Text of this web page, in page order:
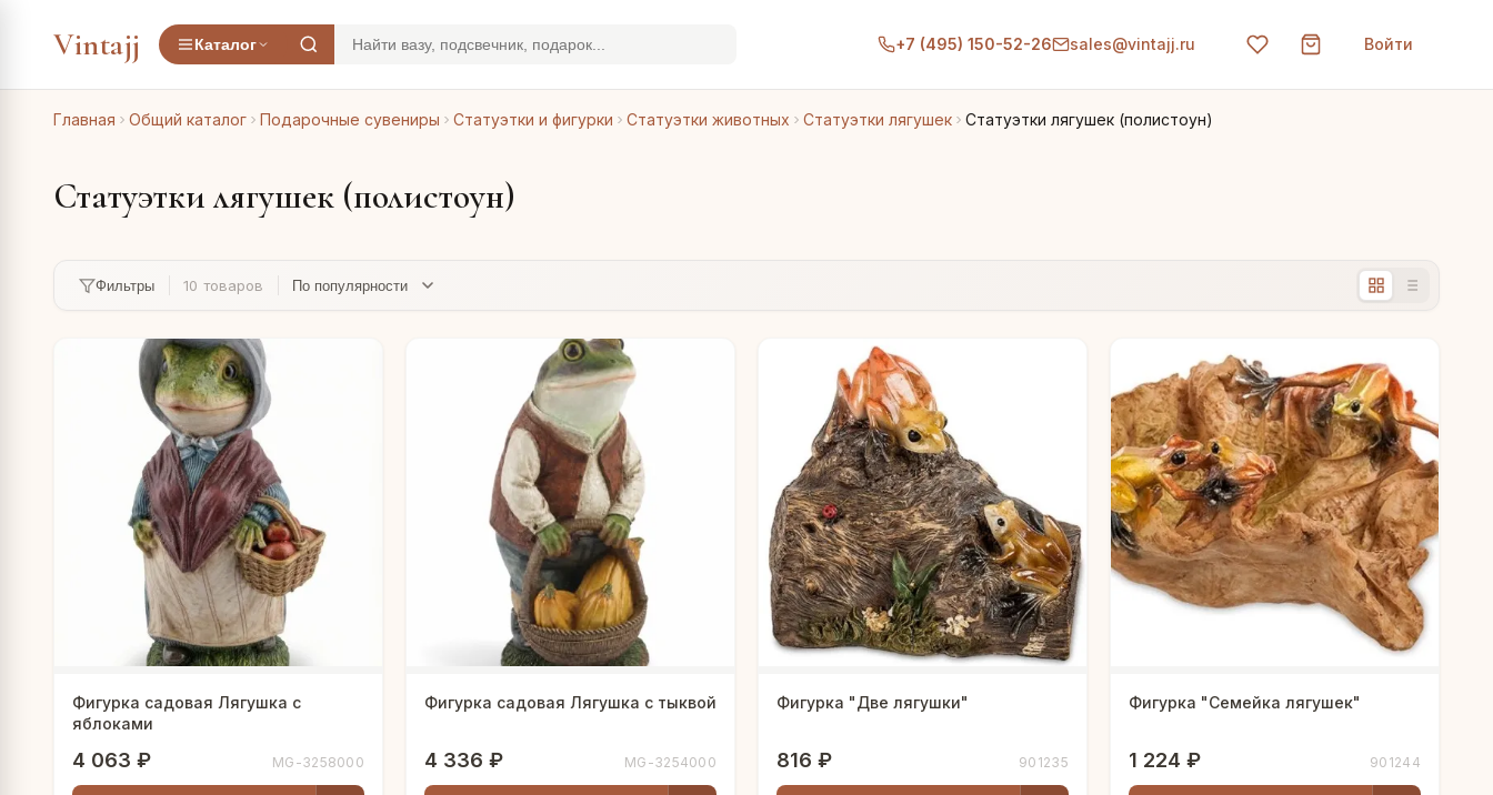
Vintajj Каталог +7 (495) 150-52-26 sales@vintajj.ru Войти
Главная Общий каталог Подарочные сувениры Статуэтки и фигурки Статуэтки животных Статуэтки лягушек Статуэтки лягушек (полистоун)
Статуэтки лягушек (полистоун)
Фильтры 10 товаров
Фигурка садовая Лягушка с
яблоками
4 063 ₽ MG-3258000
Фигурка садовая Лягушка с тыквой
4 336 ₽ MG-3254000
Фигурка "Две лягушки"
816 ₽ 901235
Фигурка "Семейка лягушек"
1 224 ₽ 901244